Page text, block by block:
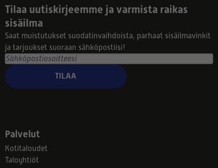
Tilaa uutiskirjeemme ja varmista raikas
sisäilma
Saat muistutukset suodatinvaihdoista, parhaat sisäilmavinkit
ja tarjoukset suoraan sähköpostiisi!
TILAA
Palvelut
Kotitaloudet
Taloyhtiöt